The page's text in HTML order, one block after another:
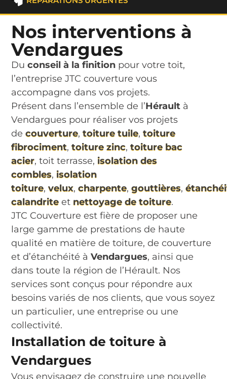
Nos interventions à
Vendargues
Du conseil à la finition pour votre toit,
l’entreprise JTC couverture vous
accompagne dans vos projets.
Présent dans l’ensemble de l’Hérault à
Vendargues pour réaliser vos projets
decouverture,toiture tuile,toiture
fibrociment,toiture zinc,toiture bac
acier, toit terrasse, isolation des
combles, isolation
toiture,velux,charpente,gouttières,
calandrite et nettoyage de toiture.
JTC Couverture est fière de proposer une
large gamme de prestations de haute
qualité en matière de toiture, de couverture
et d’étanchéité àVendargues, ainsi que
dans toute la région de l’Hérault. Nos
services sont conçus pour répondre aux
besoins variés de nos clients, que vous soyez
un particulier, une entreprise ou une
collectivité.
Installation de toiture à
Vendargues
Vous envisagez de construire une nouvelle